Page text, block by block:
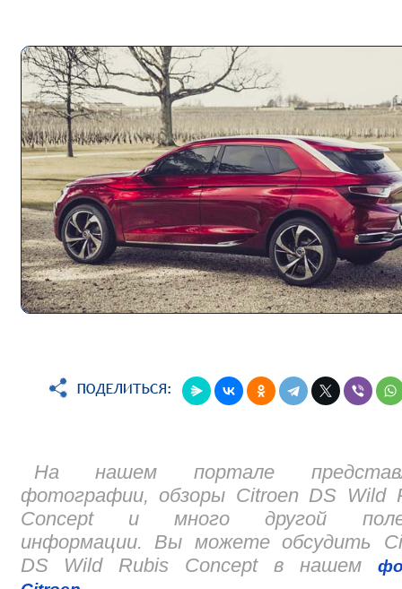
На нашем портале
фотографии, обзоры Citroen DS Wild
Concept и много другой
информации. Вы можете обсудить
DS Wild Rubis Concept в нашем